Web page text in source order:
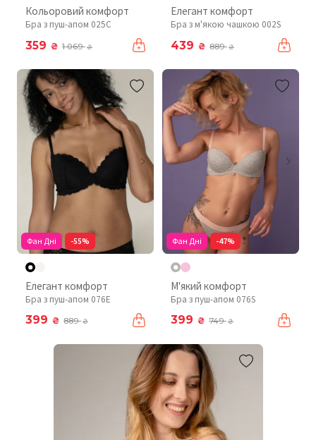
Кольоровий комфорт
Бра з пуш-апом 025C
359 ₴ 1 069₴
Елегант комфорт
Бра з м'якою чашкою 002S
439 ₴ 889₴
Фан Дні -55%
Елегант комфорт
Бра з пуш-апом 076Е
399 ₴ 889₴
Фан Дні -47%
М'який комфорт
Бра з пуш-апом 076S
399 ₴ 749₴